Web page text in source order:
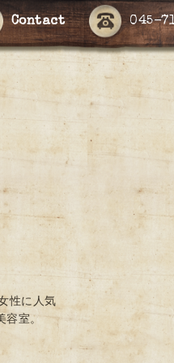
045-
Contact
性に人気
容室。